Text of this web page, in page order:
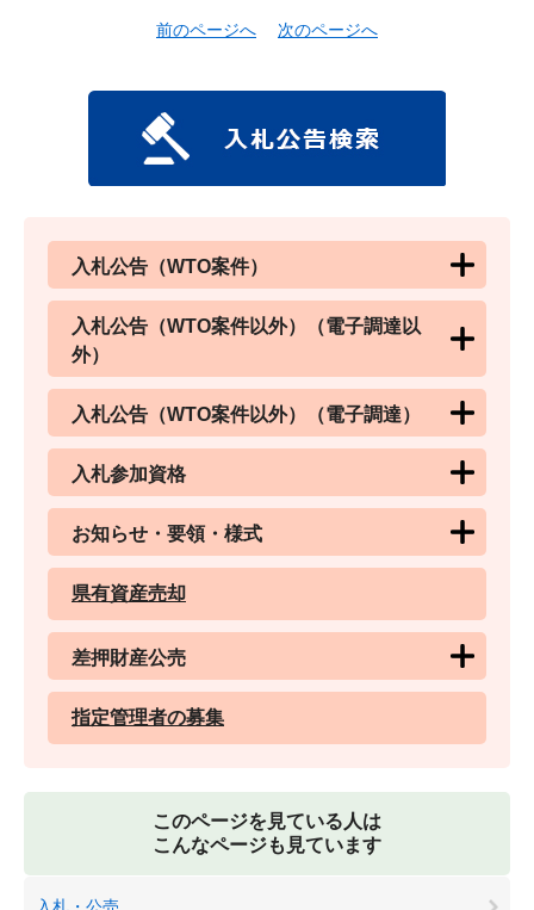
前のページへ 次のページへ
入札公告（WTO案件）
入札公告（WTO案件以外）（電子調達以
外）
入札公告（WTO案件以外）（電子調達）
入札参加資格
お知らせ・要領・様式
県有資産売却
差押財産公売
指定管理者の募集
このページを見ている人は
こんなページも見ています